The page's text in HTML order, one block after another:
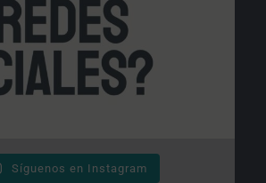
Síguenos en Instagram